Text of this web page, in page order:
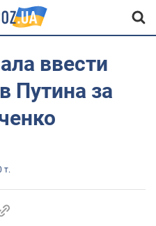
ввести
Путина за
т.